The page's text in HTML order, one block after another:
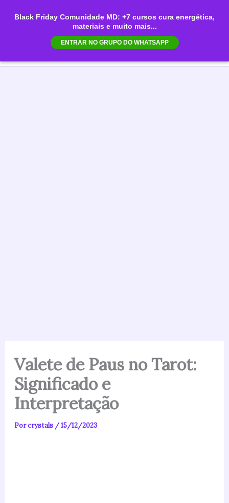
Black Friday Comunidade MD: +7 cursos cura energética,
materiais e muito mais...
ENTRAR NO GRUPO DO WHATSAPP
para
Valete de Paus no Tarot:
Significado e
Interpretação
Porcrystals /15/12/2023